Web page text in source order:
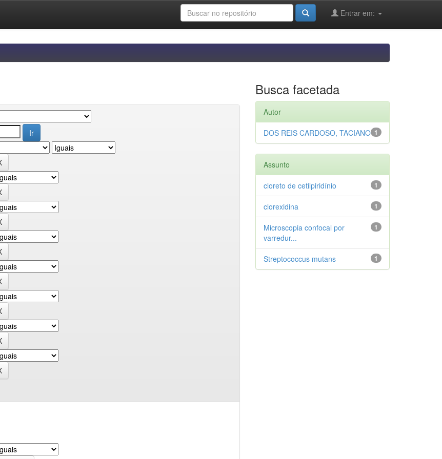
Entrar em:
Busca facetada
Autor
1
DOS REIS CARDOSO, TACIANO
Assunto
1
cloreto de cetilpiridínio
1
clorexidina
1
Microscopia confocal por
varredur...
1
Streptococcus mutans